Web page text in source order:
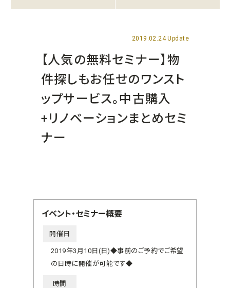
2019.02.24 Update
【人気の無料セミナー】物
件探しもお任せのワンスト
ップサービス。中古購入
+リノベーションまとめセミ
ナー
イベント・セミナー概要
開催日
2019年3月10日(日)◆事前のご予約でご希望
の日時に開催が可能です◆
時間